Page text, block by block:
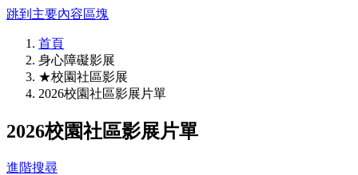
跳到主要內容區塊
首頁
身心障礙影展
★校園社區影展
2026校園社區影展片單
2026校園社區影展片單
進階搜尋